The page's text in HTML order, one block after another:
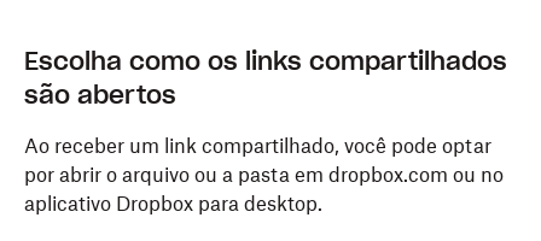
Escolha como os links compartilhados
são abertos
Ao receber um link compartilhado, você pode optar
por abrir o arquivo ou a pasta em dropbox.com ou no
aplicativo Dropbox para desktop.